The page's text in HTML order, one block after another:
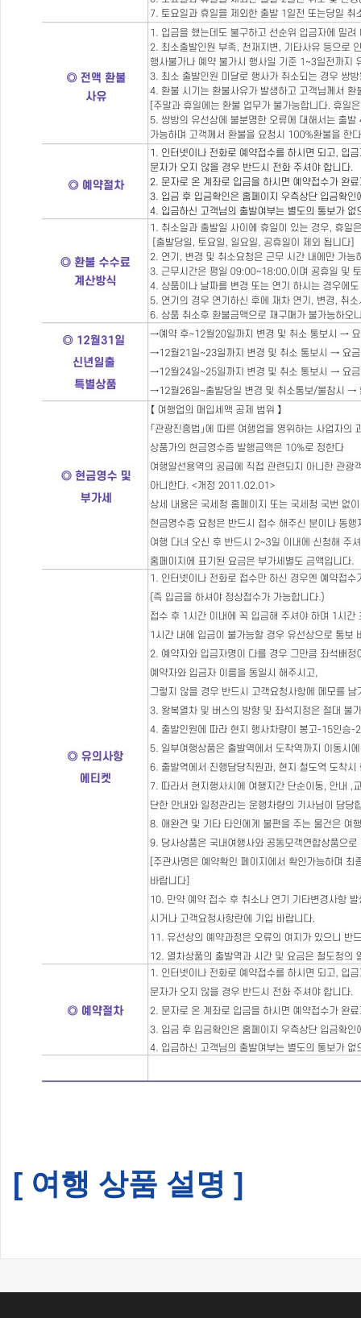
[ 여행 상품 설명 ]